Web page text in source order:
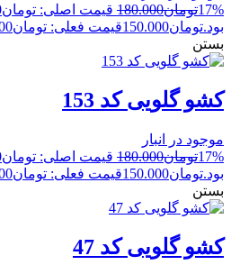
17%تومان180.000
بود.تومان150.000قیمت فعلی: تومان150.000.
بستن
کشو گلویی کد 153
موجود در انبار
17%تومان180.000
بود.تومان150.000قیمت فعلی: تومان150.000.
بستن
کشو گلویی کد 47